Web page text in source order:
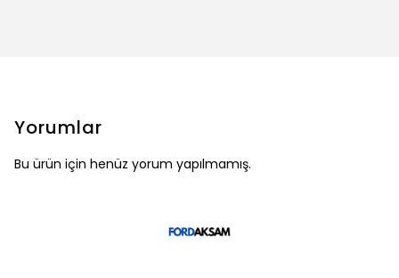
Yorumlar
Bu ürün için henüz yorum yapılmamış.